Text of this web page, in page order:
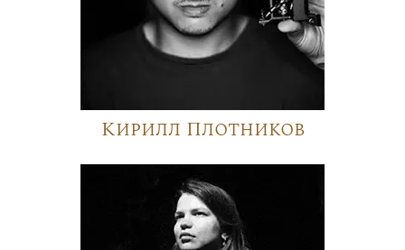
Кирилл Плотников